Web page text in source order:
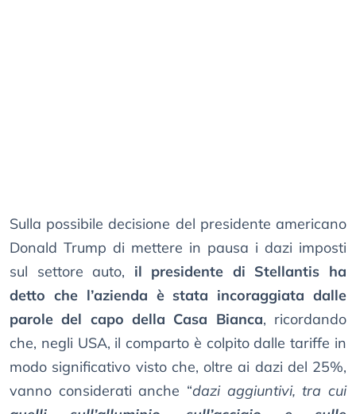
Sulla possibile decisione del presidente americano
Donald Trump di mettere in pausa i dazi imposti
sul settore auto, il presidente di Stellantis ha
detto che l’azienda è stata incoraggiata dalle
parole del capo della Casa Bianca, ricordando
che, negli USA, il comparto è colpito dalle tariffe in
modo significativo visto che, oltre ai dazi del 25%,
vanno considerati anche “dazi aggiuntivi, tra cui